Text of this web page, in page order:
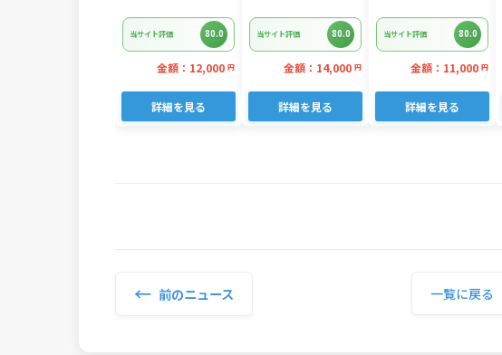
ス 3kg 22個入り
当サイト評価 80.0
金額：12,000 円
詳細を見る
ロール 日用品 人気
当サイト評価 80.0
金額：14,000 円
詳細を見る
ぎとろ(a10-
875202606)
当サイト評価 80.0
金額：11,000 円
詳細を見る
← 前のニュース 一覧に戻る